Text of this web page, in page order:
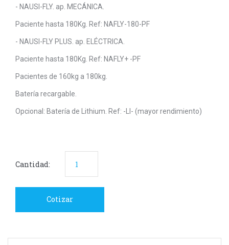
- NAUSI-FLY. ap. MECÁNICA.
Paciente hasta 180Kg. Ref: NAFLY-180-PF
- NAUSI-FLY PLUS. ap. ELÉCTRICA.
Paciente hasta 180Kg. Ref: NAFLY+ -PF
Pacientes de 160kg a 180kg.
Batería recargable.
Opcional: Batería de Lithium. Ref: -LI- (mayor rendimiento)
Cantidad:
Cotizar